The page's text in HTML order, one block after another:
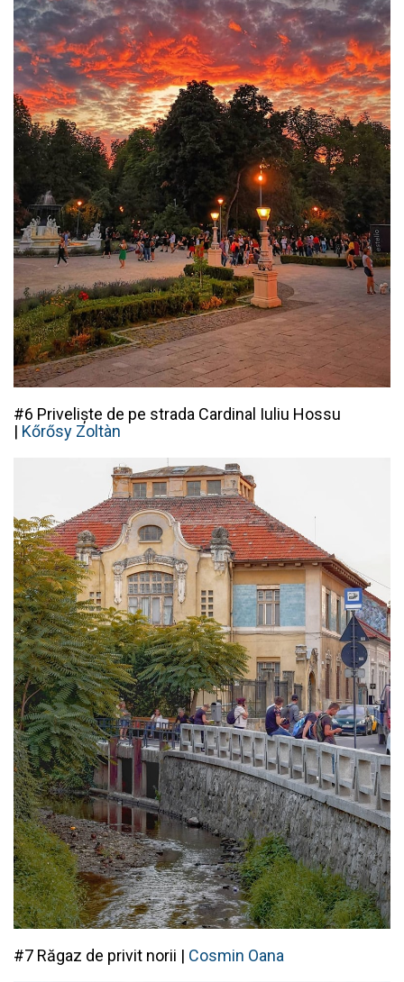
#6 Priveliște de pe strada Cardinal Iuliu Hossu
| Kőrősy Zoltàn
#7 Răgaz de privit norii | Cosmin Oana